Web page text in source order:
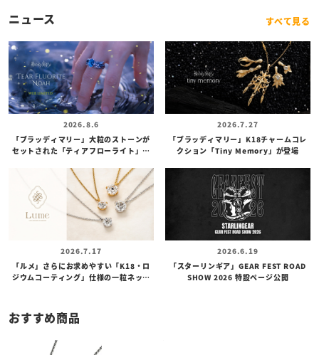
ニュース すべて見る
2026.8.6
「ブラッディマリー」大粒のストーンが
セットされた「ティアフローライト」カ
2026.7.27
「ブラッディマリー」K18チャームコレ
クション「Tiny Memory」が登場
2026.7.17
「ルメ」さらにお求めやすい「K18・ロ
ジウムコーティング」仕様の一粒ネック
2026.6.19
「スターリンギア」GEAR FEST ROAD
SHOW 2026 特設ページ公開
おすすめ商品